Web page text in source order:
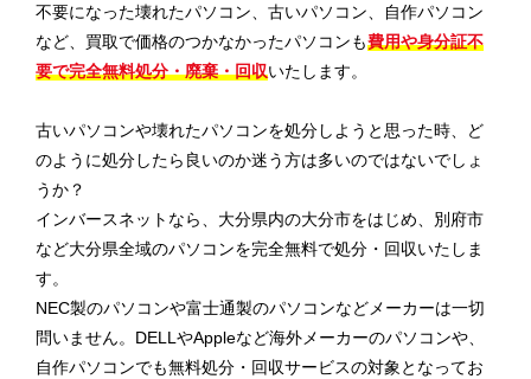
不要になった壊れたパソコン、古いパソコン、自作パソコン
など、買取で価格のつかなかったパソコンも費用や身分証不
要で完全無料処分・廃棄・回収いたします。
古いパソコンや壊れたパソコンを処分しようと思った時、ど
のように処分したら良いのか迷う方は多いのではないでしょ
うか？
インバースネットなら、大分県内の大分市をはじめ、別府市
など大分県全域のパソコンを完全無料で処分・回収いたしま
す。
NEC製のパソコンや富士通製のパソコンなどメーカーは一切
問いません。DELLやAppleなど海外メーカーのパソコンや、
自作パソコンでも無料処分・回収サービスの対象となってお